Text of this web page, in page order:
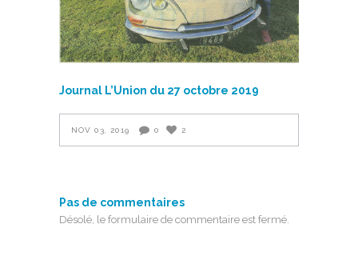
Journal L’Union du 27 octobre 2019
NOV 03, 2019 0 2
Pas de commentaires
Désolé, le formulaire de commentaire est fermé.